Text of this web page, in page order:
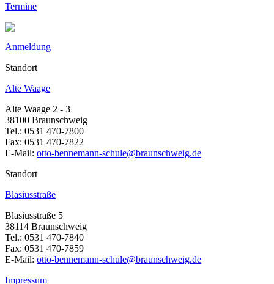
Termine
Anmeldung
Standort
Alte Waage
Alte Waage 2 - 3
38100 Braunschweig
Tel.: 0531 470-7800
Fax: 0531 470-7822
E-Mail: otto-bennemann-schule@braunschweig.de
Standort
Blasiusstraße
Blasiusstraße 5
38114 Braunschweig
Tel.: 0531 470-7840
Fax: 0531 470-7859
E-Mail: otto-bennemann-schule@braunschweig.de
Impressum